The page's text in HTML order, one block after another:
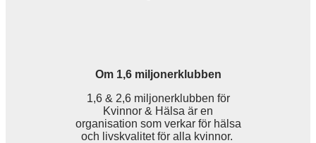
Om 1,6 miljonerklubben
1,6 & 2,6 miljonerklubben för
Kvinnor & Hälsa är en
organisation som verkar för hälsa
och livskvalitet för alla kvinnor.